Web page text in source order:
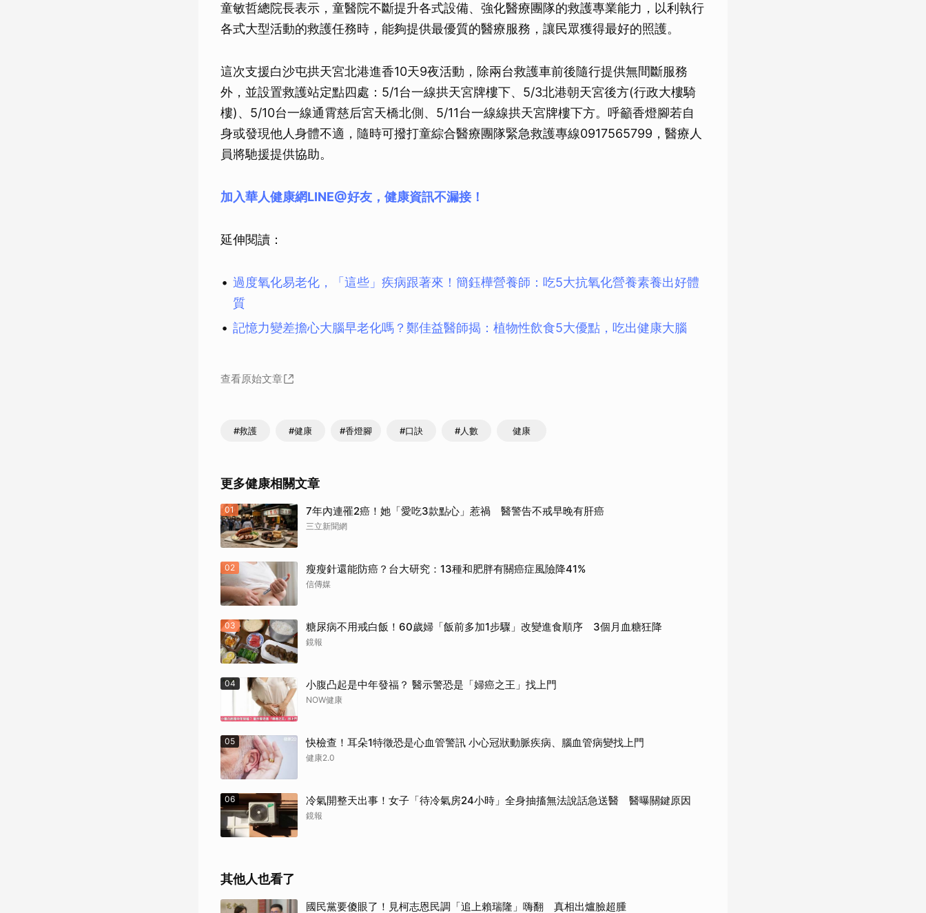
童敏哲總院長表示，童醫院不斷提升各式設備、強化醫療團隊的救護專業能力，以利執行
各式大型活動的救護任務時，能夠提供最優質的醫療服務，讓民眾獲得最好的照護。
這次支援白沙屯拱天宮北港進香10天9夜活動，除兩台救護車前後隨行提供無間斷服務
外，並設置救護站定點四處：5/1台一線拱天宮牌樓下、5/3北港朝天宮後方(行政大樓騎
樓)、5/10台一線通霄慈后宮天橋北側、5/11台一線線拱天宮牌樓下方。呼籲香燈腳若自
身或發現他人身體不適，隨時可撥打童綜合醫療團隊緊急救護專線0917565799，醫療人
員將馳援提供協助。
加入華人健康網LINE@好友，健康資訊不漏接！
延伸閱讀：
過度氧化易老化，「這些」疾病跟著來！簡鈺樺營養師：吃5大抗氧化營養素養出好體
質
記憶力變差擔心大腦早老化嗎？鄭佳益醫師揭：植物性飲食5大優點，吃出健康大腦
查看原始文章
#救護 #健康 #香燈腳 #口訣 #人數 健康
更多健康相關文章
01 7年內連罹2癌！她「愛吃3款點心」惹禍 醫警告不戒早晚有肝癌
三立新聞網
02 瘦瘦針還能防癌？台大研究：13種和肥胖有關癌症風險降41%
信傳媒
03 糖尿病不用戒白飯！60歲婦「飯前多加1步驟」改變進食順序 3個月血糖狂降
鏡報
04 小腹凸起是中年發福？ 醫示警恐是「婦癌之王」找上門
NOW健康
05 快檢查！耳朵1特徵恐是心血管警訊 小心冠狀動脈疾病、腦血管病變找上門
健康2.0
06 冷氣開整天出事！女子「待冷氣房24小時」全身抽搐無法說話急送醫 醫曝關鍵原因
鏡報
其他人也看了
國民黨要傻眼了！見柯志恩民調「追上賴瑞隆」嗨翻 真相出爐臉超腫